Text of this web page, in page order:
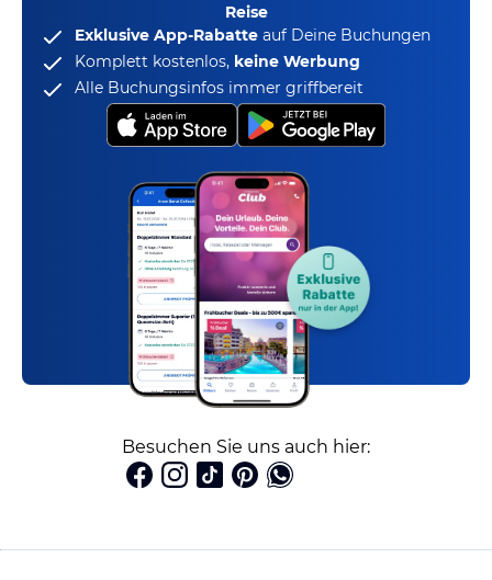
Reise
Exklusive App-Rabatte auf Deine Buchungen
Komplett kostenlos, keine Werbung
Alle Buchungsinfos immer griffbereit
Besuchen Sie uns auch hier: